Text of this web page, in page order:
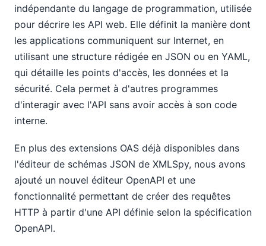
indépendante du langage de programmation, utilisée
pour décrire les API web. Elle définit la manière dont
les applications communiquent sur Internet, en
utilisant une structure rédigée en JSON ou en YAML,
qui détaille les points d'accès, les données et la
sécurité. Cela permet à d'autres programmes
d'interagir avec l'API sans avoir accès à son code
interne.
En plus des extensions OAS déjà disponibles dans
l'éditeur de schémas JSON de XMLSpy, nous avons
ajouté un nouvel éditeur OpenAPI et une
fonctionnalité permettant de créer des requêtes
HTTP à partir d'une API définie selon la spécification
OpenAPI.